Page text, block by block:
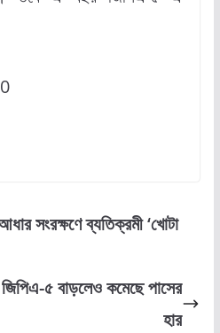
সংরক্ষণে ব্যতিক্রমী ‘খোটা
৫ বাড়লেও কমেছে পাসের
হার